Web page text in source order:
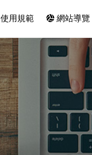
使用規範 網站導覽